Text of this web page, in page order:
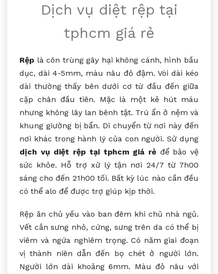
Dịch vụ diệt rệp tại
tphcm giá rẻ
Rệp là côn trùng gây hại không cánh, hình bầu
dục, dài 4-5mm, màu nâu đỏ đậm. Vòi dài kéo
dài thường thấy bên dưới cơ từ đầu đến giữa
cặp chân đầu tiên. Mặc là một kẻ hút máu
nhưng không lây lan bênh tật. Trú ẩn ở nệm và
khung giường bị bẩn. Di chuyển từ nơi này đến
nơi khác trong hành lý của con người. Sử dụng
dịch vụ diệt rệp tại tphcm giá rẻđể bảo vệ
sức khỏe. Hỗ trợ xử lý tận nơi 24/7 từ 7h00
sáng cho đến 21h00 tối. Bất kỳ lúc nào cần đều
có thể alo để được trợ giúp kịp thời.
Rệp ăn chủ yếu vào ban đêm khi chủ nhà ngủ.
Vết cắn sưng nhỏ, cứng, sưng trên da có thể bị
viêm và ngứa nghiêm trọng. Có năm giai đoạn
vị thành niên dẫn đến bọ chét ở người lớn.
Người lớn dài khoảng 6mm. Màu đỏ nâu với